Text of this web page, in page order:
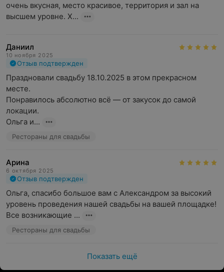
очень вкусная, место красивое, территория и зал на
высшем уровне. Х...
Даниил
10 ноября 2025
Отзыв подтвержден
Праздновали свадьбу 18.10.2025 в этом прекрасном
месте.
Понравилось абсолютно всё — от закусок до самой
локации.
Ольга и...
Рестораны для свадьбы
Арина
6 октября 2025
Отзыв подтвержден
Ольга, спасибо большое вам с Александром за высокий
уровень проведения нашей свадьбы на вашей площадке!
Все возникающие ...
Рестораны для свадьбы
Показать ещё